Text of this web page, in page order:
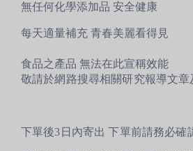
無任何化學添加品 安全健康
每天適量補充 青春美麗看得見
食品之產品 無法在此宣稱效能
敬請於網路搜尋相關研究報導文
下單後3日內寄出 下單前請務必確